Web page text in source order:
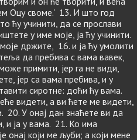
Оцу своме.' 13. И што год
ћу учинити, да се прослави
у име моје, ја ћу учинити.
држите, 16. и ја ћу умолити
да пребива с вама вавек,
примити, јер га не види,
јер са вама пребива, и у
сиротне: доћи ћу вама.
видети, а ви ћете ме видети,
20. У онај дан знаћете ви да
и ја у вама. 21. Ко има
онај који ме љуби; а који мене